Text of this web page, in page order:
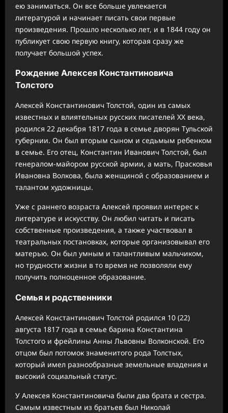
ею заниматься. Он все больше увлекается
литературой и начинает писать свои первые
произведения. Прошло несколько лет, и в 1844 году он
публикует свою первую книгу, которая сразу же
получает большой успех.
Рождение Алексея Константиновича
Толстого
Алексей Константинович Толстой, один из самых
известных и влиятельных русских писателей XX века,
родился 22 декабря 1817 года в семье дворян Тульской
губернии. Он был вторым сыном и седьмым ребенком
в семье. Его отец, Константин Иванович Толстой, был
генералом-майором русской армии, а мать, Прасковья
Ивановна Волкова, была женщиной с образованием и
талантом художницы.
Уже с раннего возраста Алексей проявил интерес к
литературе и искусству. Он любил читать и писать
собственные произведения, а также участвовал в
театральных постановках, которые организовывал его
матерью. Он был умным и талантливым мальчиком,
но трудности жизни в то время не позволяли ему
получить полноценное образование.
Семья и родственники
Алексей Константинович Толстой родился 10 (22)
августа 1817 года в семье барина Константина
Толстого и фрейлины Анны Львовны Волконской. Его
отцом был потомок знаменитого рода Толстых,
который имел разнообразные земельные владения и
высокий социальный статус.
У Алексея Константиновича были два брата и сестра.
Самым известным из братьев был Николай